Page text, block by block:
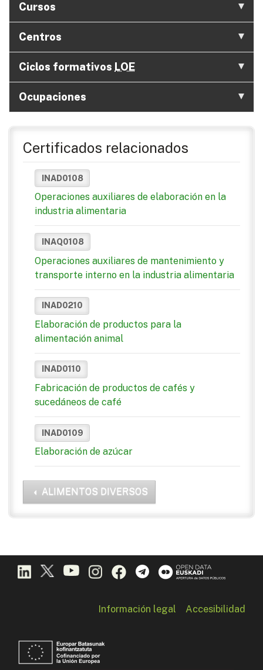
Cursos
Centros
Ciclos formativos LOE
Ocupaciones
Certificados relacionados
INAD0108
Operaciones auxiliares de elaboración en la
industria alimentaria
INAQ0108
Operaciones auxiliares de mantenimiento y
transporte interno en la industria alimentaria
INAD0210
Elaboración de productos para la
alimentación animal
INAD0110
Fabricación de productos de cafés y
sucedáneos de café
INAD0109
Elaboración de azúcar
ALIMENTOS DIVERSOS
Información legal Accesibilidad